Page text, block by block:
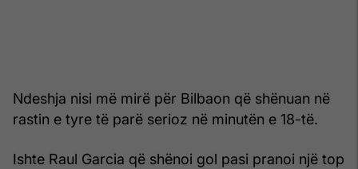
Ndeshja nisi më mirë për Bilbaon që shënuan në
rastin e tyre të parë serioz në minutën e 18-të.
Ishte Raul Garcia që shënoi gol pasi pranoi një top